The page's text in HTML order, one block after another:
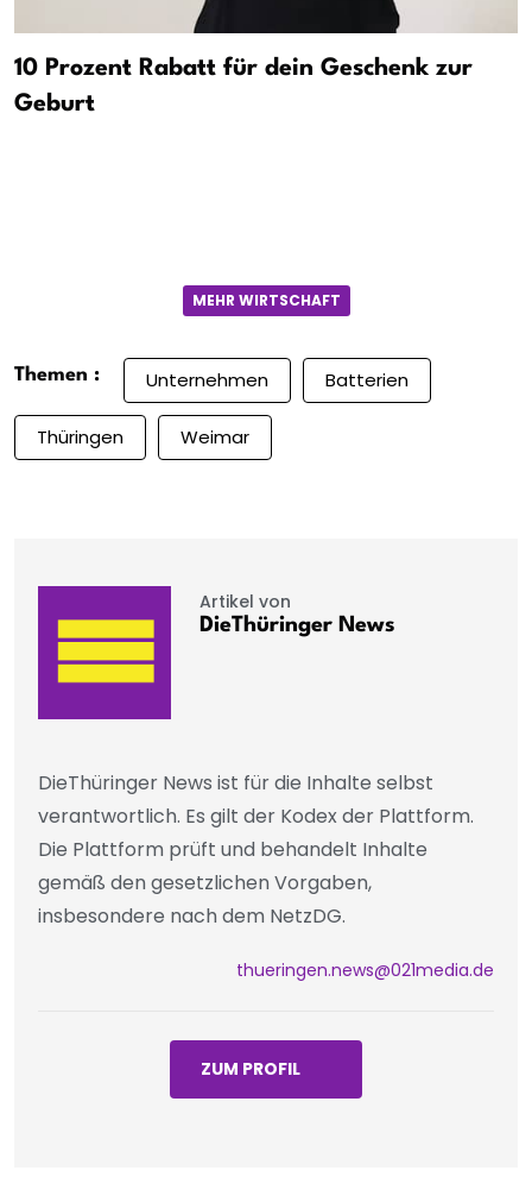
10 Prozent Rabatt für dein Geschenk zur
Geburt
MEHR WIRTSCHAFT
Themen : Unternehmen Batterien
Thüringen Weimar
Artikel von
DieThüringer News
DieThüringer News ist für die Inhalte selbst
verantwortlich. Es gilt der Kodex der Plattform.
Die Plattform prüft und behandelt Inhalte
gemäß den gesetzlichen Vorgaben,
insbesondere nach dem NetzDG.
thueringen.news@021media.de
ZUM PROFIL